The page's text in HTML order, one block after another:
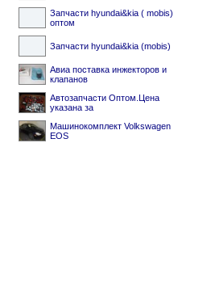
Запчасти hyundai&kia ( mobis)
оптом
Запчасти hyundai&kia (mobis)
Авиа поставка инжекторов и
клапанов
Автозапчасти Оптом.Цена
указана за
Машинокомплект Volkswagen
EOS